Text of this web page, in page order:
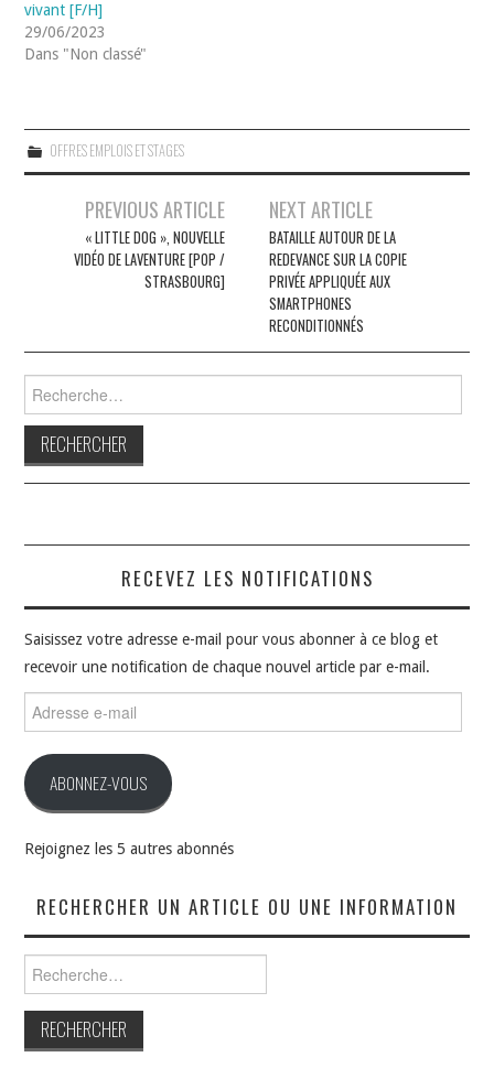
vivant [F/H]
29/06/2023
Dans "Non classé"
OFFRES EMPLOIS ET STAGES
Navigation
articles
PREVIOUS ARTICLE
« LITTLE DOG », NOUVELLE
VIDÉO DE LAVENTURE [POP /
STRASBOURG]
NEXT ARTICLE
BATAILLE AUTOUR DE LA
REDEVANCE SUR LA COPIE
PRIVÉE APPLIQUÉE AUX
SMARTPHONES
RECONDITIONNÉS
Rechercher :
RECEVEZ LES NOTIFICATIONS
Saisissez votre adresse e-mail pour vous abonner à ce blog et
recevoir une notification de chaque nouvel article par e-mail.
Adresse
e-
ABONNEZ-VOUS
Rejoignez les 5 autres abonnés
RECHERCHER UN ARTICLE OU UNE INFORMATION
Rechercher :